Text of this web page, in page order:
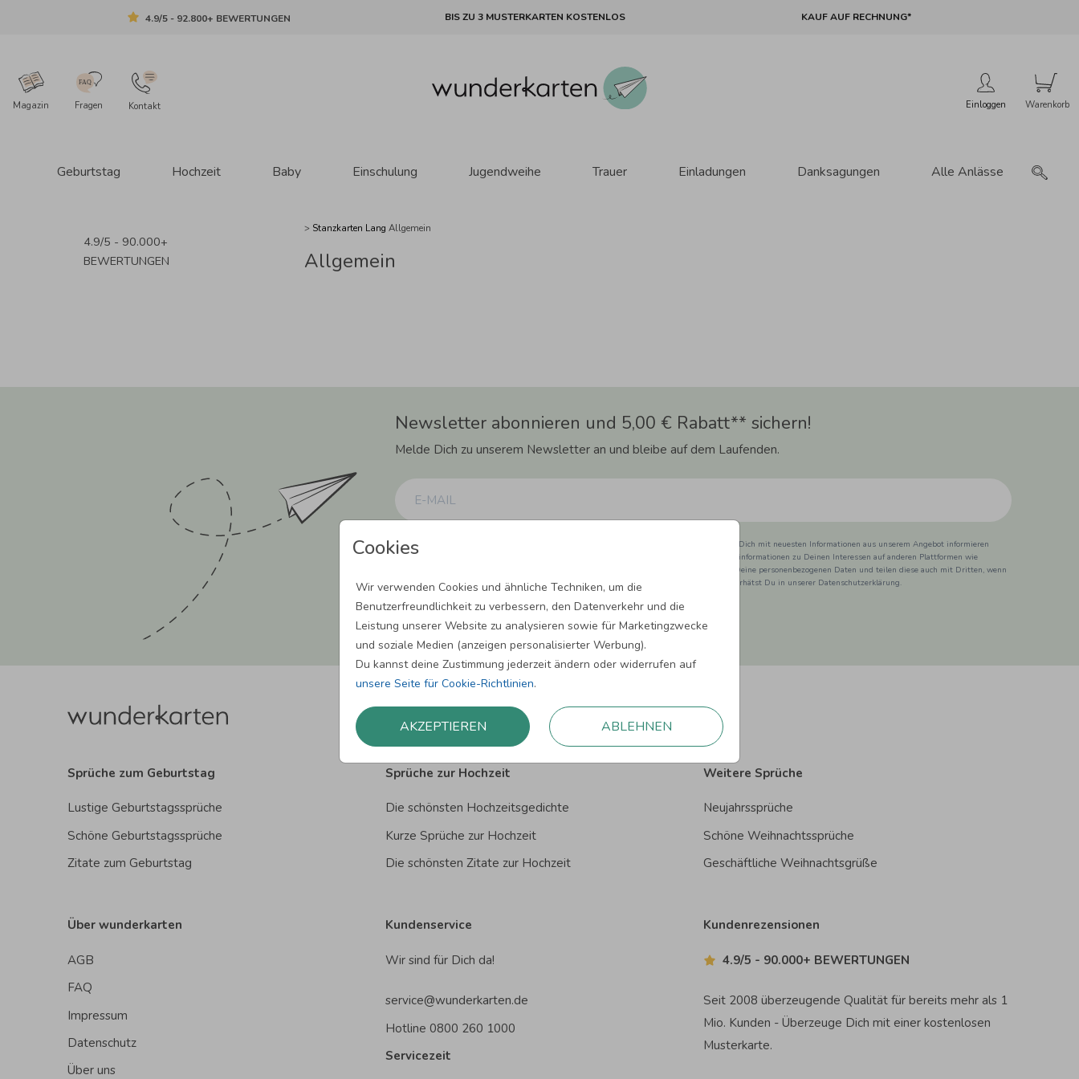
4.9/5 - 92.800+ BEWERTUNGEN BIS ZU 3 MUSTERKARTEN KOSTENLOS KAUF AUF RECHNUNG*
Magazin Fragen Kontakt Einloggen
Geburtstag Hochzeit Baby Einschulung Jugendweihe Trauer Einladungen Danksagungen Alle Anlässe
Cookies
Wir verwenden Cookies und ähnliche Techniken, um die
Benutzerfreundlichkeit zu verbessern, den Datenverkehr und die
Leistung unserer Website zu analysieren sowie für Marketingzwecke
und soziale Medien (anzeigen personalisierter Werbung).
Du kannst deine Zustimmung jederzeit ändern oder widerrufen auf
unsere Seite für Cookie-Richtlinien.
AKZEPTIEREN ABLEHNEN
4.9/5 - 90.000+
BEWERTUNGEN
> Stanzkarten Lang Allgemein
Allgemein
Newsletter abonnieren und 5,00 € Rabatt** sichern!
Melde Dich zu unserem Newsletter an und bleibe auf dem Laufenden.
Einwilligung zur Datennutzung für Marketingzwecke: Hiermit willigst Du ein, dass wir Dich mit neuesten Informationen aus unserem Angebot informieren
können. Dies umfasst den Versand unseres Newsletters. Zudem können wir Dir Produktinformationen zu Deinen Interessen auf anderen Plattformen wie
Facebook und Google anzeigen. Um Dir diesen Service anbieten zu können, nutzen wir Deine personenbezogenen Daten und teilen diese auch mit Dritten, wenn
erforderlich. Du kannst diese Einwilligung jederzeit widerrufen. Weitere Informationen erhätst Du in unserer Datenschutzerklärung.
ANMELDEN
Sprüche zum Geburtstag
Lustige Geburtstagssprüche
Schöne Geburtstagssprüche
Zitate zum Geburtstag
Sprüche zur Hochzeit
Die schönsten Hochzeitsgedichte
Kurze Sprüche zur Hochzeit
Die schönsten Zitate zur Hochzeit
Weitere Sprüche
Neujahrssprüche
Schöne Weihnachtssprüche
Geschäftliche Weihnachtsgrüße
Über wunderkarten
AGB
FAQ
Impressum
Datenschutz
Über uns
Kundenservice
Wir sind für Dich da!
service@wunderkarten.de
Hotline 0800 260 1000
Servicezeit
Kundenrezensionen
4.9/5 - 90.000+ BEWERTUNGEN
Seit 2008 überzeugende Qualität für bereits mehr als 1
Mio. Kunden - Überzeuge Dich mit einer kostenlosen
Musterkarte.